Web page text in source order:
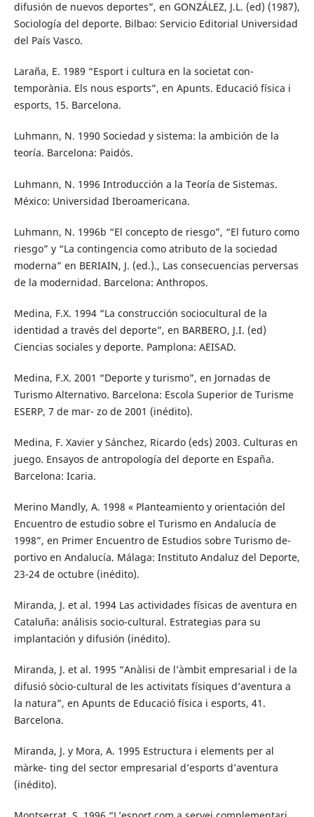
difusión de nuevos deportes”, en GONZÁLEZ, J.L. (ed) (1987),
Sociología del deporte. Bilbao: Servicio Editorial Universidad
del País Vasco.
Laraña, E. 1989 “Esport i cultura en la societat con-
temporània. Els nous esports”, en Apunts. Educació física i
esports, 15. Barcelona.
Luhmann, N. 1990 Sociedad y sistema: la ambición de la
teoría. Barcelona: Paidós.
Luhmann, N. 1996 Introducción a la Teoría de Sistemas.
México: Universidad Iberoamericana.
Luhmann, N. 1996b “El concepto de riesgo”, “El futuro como
riesgo” y “La contingencia como atributo de la sociedad
moderna” en BERIAIN, J. (ed.)., Las consecuencias perversas
de la modernidad. Barcelona: Anthropos.
Medina, F.X. 1994 “La construcción sociocultural de la
identidad a través del deporte”, en BARBERO, J.I. (ed)
Ciencias sociales y deporte. Pamplona: AEISAD.
Medina, F.X. 2001 “Deporte y turismo”, en Jornadas de
Turismo Alternativo. Barcelona: Escola Superior de Turisme
ESERP, 7 de mar- zo de 2001 (inédito).
Medina, F. Xavier y Sánchez, Ricardo (eds) 2003. Culturas en
juego. Ensayos de antropología del deporte en España.
Barcelona: Icaria.
Merino Mandly, A. 1998 « Planteamiento y orientación del
Encuentro de estudio sobre el Turismo en Andalucía de
1998”, en Primer Encuentro de Estudios sobre Turismo de-
portivo en Andalucía. Málaga: Instituto Andaluz del Deporte,
23-24 de octubre (inédito).
Miranda, J. et al. 1994 Las actividades físicas de aventura en
Cataluña: análisis socio-cultural. Estrategias para su
implantación y difusión (inédito).
Miranda, J. et al. 1995 “Anàlisi de l’àmbit empresarial i de la
difusió sòcio-cultural de les activitats físiques d’aventura a
la natura”, en Apunts de Educació física i esports, 41.
Barcelona.
Miranda, J. y Mora, A. 1995 Estructura i elements per al
màrke- ting del sector empresarial d’esports d’aventura
(inédito).